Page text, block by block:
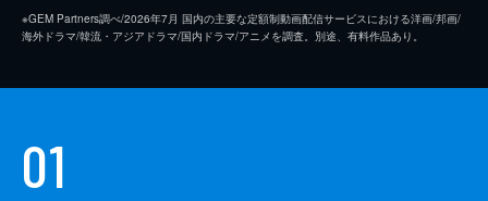
※GEM Partners調べ/2026年7⽉ 国内の主要な定額制動画配信サービスにおける洋画/邦画/
海外ドラマ/韓流・アジアドラマ/国内ドラマ/アニメを調査。別途、有料作品あり。
01